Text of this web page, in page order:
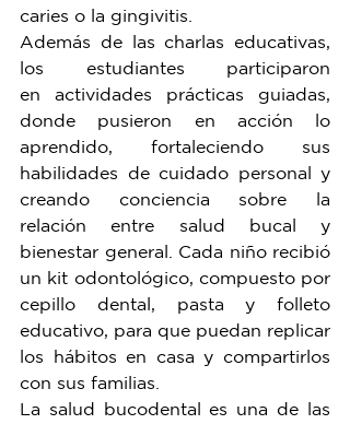
caries o la gingivitis.
Además de las charlas educativas,
los estudiantes participaron
en actividades prácticas guiadas,
donde pusieron en acción lo
aprendido, fortaleciendo sus
habilidades de cuidado personal y
creando conciencia sobre la
relación entre salud bucal y
bienestar general. Cada niño recibió
un kit odontológico, compuesto por
cepillo dental, pasta y folleto
educativo, para que puedan replicar
los hábitos en casa y compartirlos
con sus familias.
La salud bucodental es una de las